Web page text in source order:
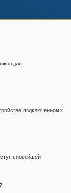
для
подключенном к
к новейшей
ведомости